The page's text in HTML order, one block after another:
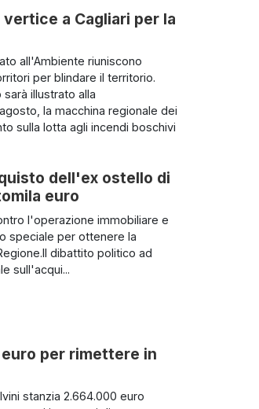
a Cagliari per la
all'Ambiente riuniscono
per blindare il territorio.
illustrato alla
la macchina regionale dei
sulla lotta agli incendi boschivi
dell'ex ostello di
euro
l'operazione immobiliare e
speciale per ottenere la
dibattito politico ad
sull'acqui...
per rimettere in
stanzia 2.664.000 euro